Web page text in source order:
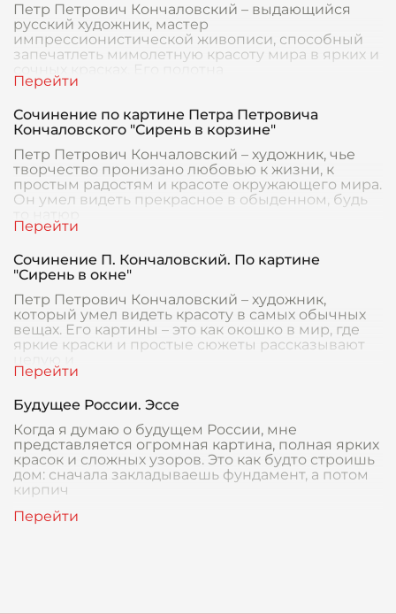
Петр Петрович Кончаловский – выдающийся
русский художник, мастер
импрессионистической живописи, способный
запечатлеть мимолетную красоту мира в ярких и
сочных красках. Его полотна
Сочинение по картине Петра Петровича
Кончаловского "Сирень в корзине"
Петр Петрович Кончаловский – художник, чье
творчество пронизано любовью к жизни, к
простым радостям и красоте окружающего мира.
Он умел видеть прекрасное в обыденном, будь
Сочинение П. Кончаловский. По картине
"Сирень в окне"
Петр Петрович Кончаловский – художник,
который умел видеть красоту в самых обычных
вещах. Его картины – это как окошко в мир, где
яркие краски и простые сюжеты рассказывают
Будущее России. Эссе
Когда я думаю о будущем России, мне
представляется огромная картина, полная ярких
красок и сложных узоров. Это как будто строишь
дом: сначала закладываешь фундамент, а потом
кирпич